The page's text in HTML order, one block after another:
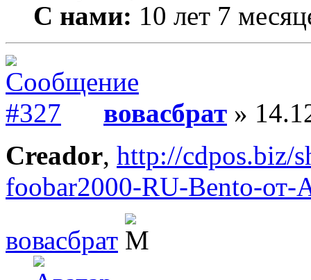
С нами: 10 лет 7
вовасбрат »
Creador, http://cdpos.biz/
foobar2000-RU-Bento-от-
вовасбрат